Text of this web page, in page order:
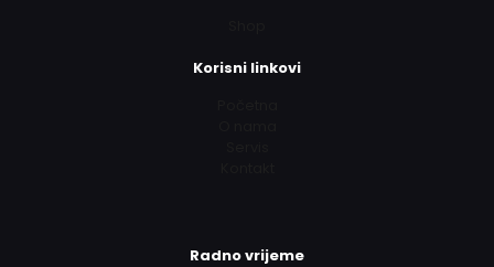
Korisni linkovi
Radno vrijeme